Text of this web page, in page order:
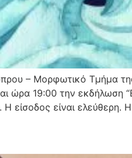
– Μορφωτικό Τμήμα
ώρα 19:00 την εκδήλωση
είσοδος είναι ελεύθερη.